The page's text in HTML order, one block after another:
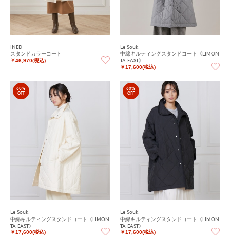
INED
スタンドカラーコート
￥46,970(税込)
Le Souk
中綿キルティングスタンドコート《LIMON
TA EAST》
￥17,600(税込)
60%
OFF
Le Souk
中綿キルティングスタンドコート《LIMON
TA EAST》
￥17,600(税込)
60%
OFF
Le Souk
中綿キルティングスタンドコート《LIMON
TA EAST》
￥17,600(税込)